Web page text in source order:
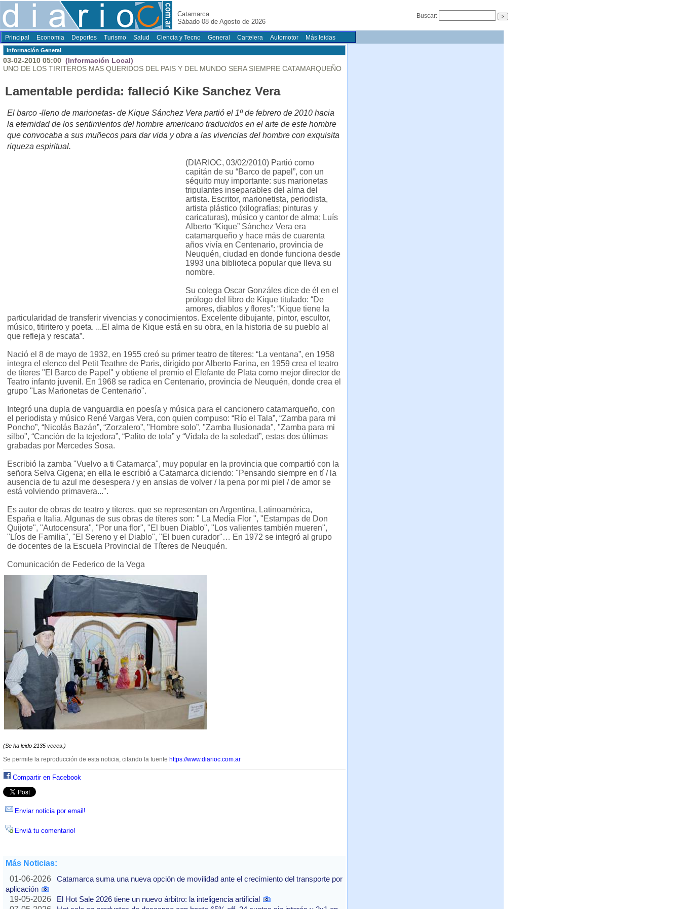
Catamarca
Sábado 08 de Agosto de 2026
Buscar:
Principal Economia Deportes Turismo Salud Ciencia y Tecno General Cartelera Automotor Más leidas
Información General
03-02-2010 05:00 (Información Local)
UNO DE LOS TIRITEROS MAS QUERIDOS DEL PAIS Y DEL MUNDO SERA SIEMPRE CATAMARQUEÑO
Lamentable perdida: falleció Kike Sanchez Vera
El barco -lleno de marionetas- de Kique Sánchez Vera partió el 1º de febrero de 2010 hacia
la eternidad de los sentimientos del hombre americano traducidos en el arte de este hombre
que convocaba a sus muñecos para dar vida y obra a las vivencias del hombre con exquisita
riqueza espiritual.
(DIARIOC, 03/02/2010) Partió como
capitán de su “Barco de papel”, con un
séquito muy importante: sus marionetas
tripulantes inseparables del alma del
artista. Escritor, marionetista, periodista,
artista plástico (xilografías; pinturas y
caricaturas), músico y cantor de alma; Luís
Alberto “Kique” Sánchez Vera era
catamarqueño y hace más de cuarenta
años vivía en Centenario, provincia de
Neuquén, ciudad en donde funciona desde
1993 una biblioteca popular que lleva su
nombre.
Su colega Oscar Gonzáles dice de él en el
prólogo del libro de Kique titulado: “De
amores, diablos y flores”: “Kique tiene la
particularidad de transferir vivencias y conocimientos. Excelente dibujante, pintor, escultor,
músico, titiritero y poeta. ...El alma de Kique está en su obra, en la historia de su pueblo al
que refleja y rescata”.
Nació el 8 de mayo de 1932, en 1955 creó su primer teatro de títeres: “La ventana”, en 1958
integra el elenco del Petit Teathre de Paris, dirigido por Alberto Farina, en 1959 crea el teatro
de títeres "El Barco de Papel" y obtiene el premio el Elefante de Plata como mejor director de
Teatro infanto juvenil. En 1968 se radica en Centenario, provincia de Neuquén, donde crea el
grupo "Las Marionetas de Centenario".
Integró una dupla de vanguardia en poesía y música para el cancionero catamarqueño, con
el periodista y músico René Vargas Vera, con quien compuso: “Río el Tala”, “Zamba para mi
Poncho”, “Nicolás Bazán”, “Zorzalero”, "Hombre solo”, "Zamba Ilusionada", "Zamba para mi
silbo", “Canción de la tejedora”, “Palito de tola” y “Vidala de la soledad”, estas dos últimas
grabadas por Mercedes Sosa.
Escribió la zamba "Vuelvo a ti Catamarca", muy popular en la provincia que compartió con la
señora Selva Gigena; en ella le escribió a Catamarca diciendo: "Pensando siempre en tí / la
ausencia de tu azul me desespera / y en ansias de volver / la pena por mi piel / de amor se
está volviendo primavera...".
Es autor de obras de teatro y títeres, que se representan en Argentina, Latinoamérica,
España e Italia. Algunas de sus obras de títeres son: " La Media Flor ", "Estampas de Don
Quijote", "Autocensura", "Por una flor", "El buen Diablo", "Los valientes también mueren",
"Líos de Familia", "El Sereno y el Diablo", "El buen curador"… En 1972 se integró al grupo
de docentes de la Escuela Provincial de Títeres de Neuquén.
Comunicación de Federico de la Vega
(Se ha leido 2135 veces.)
Se permite la reproducción de esta noticia, citando la fuente https://www.diarioc.com.ar
Compartir en Facebook
Enviar noticia por email!
Enviá tu comentario!
Más Noticias:
01-06-2026
Catamarca suma una nueva opción de movilidad ante el crecimiento del transporte por
aplicación
19-05-2026
El Hot Sale 2026 tiene un nuevo árbitro: la inteligencia artificial